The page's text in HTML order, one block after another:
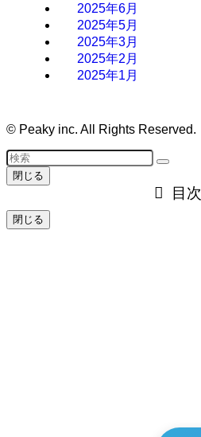
2025年6月
2025年5月
2025年3月
2025年2月
2025年1月
© Peaky inc. All Rights Reserved.
閉じる
目次
閉じる